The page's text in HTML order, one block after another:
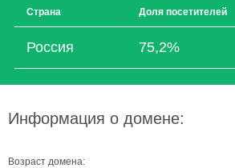
Страна Доля посетителей
Россия 75,2%
Информация о домене:
Возраст домена: